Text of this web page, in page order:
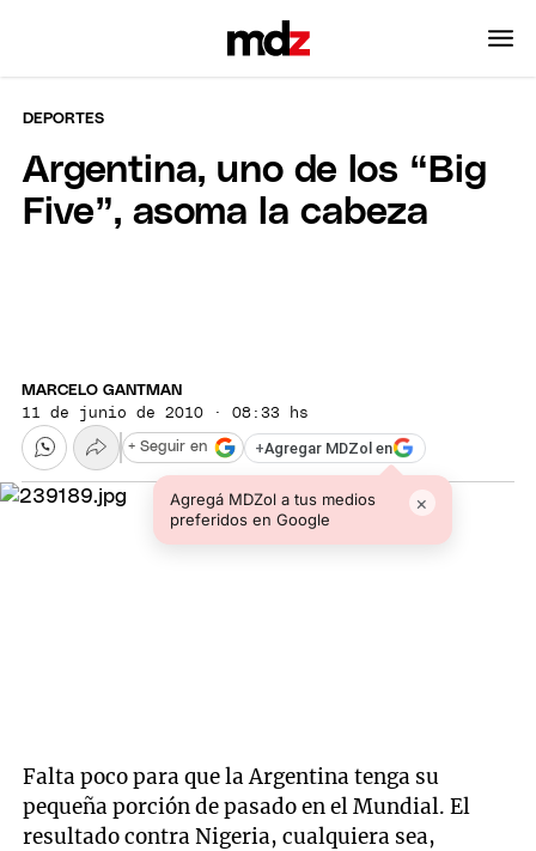
DEPORTES
Argentina, uno de los “Big
Five”, asoma la cabeza
MARCELO GANTMAN
11 de junio de 2010 · 08:33 hs
+Agregar MDZol en
Agregá MDZol a tus medios
preferidos en Google
×
+ Seguir en
Falta poco para que la Argentina tenga su
pequeña porción de pasado en el Mundial. El
resultado contra Nigeria, cualquiera sea,